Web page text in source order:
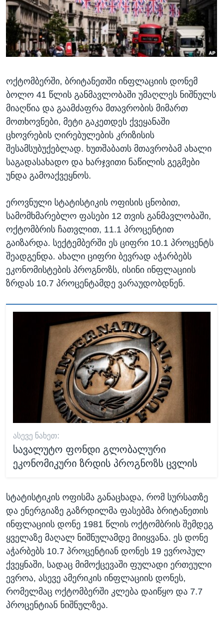
ᲡᲢᲣᲓᲘᲐ ᲕᲐᲨᲘᲜᲒᲢᲝᲜᲘ
ᲔᲙᲝᲜᲝᲛᲘᲙᲐ
ᲯᲐᲜᲛᲠᲗᲔᲚᲝᲑᲐ
ᲛᲔᲪᲜᲘᲔᲠᲔᲑᲐ
ᲙᲣᲚᲢᲣᲠᲐ
ᲒᲐᲚᲘᲚᲔᲝ
ᲓᲔᲖᲘᲜᲤᲝᲠᲛᲐᲪᲘᲐ
Learning English
ᲗᲕᲐᲚᲘ ᲒᲕᲐᲓᲔᲕᲜᲔᲗ
ენები
ოქტომბერში, ბრიტანეთში ინფლაციის დონემ
ბოლო 41 წლის განმავლობაში უმაღლეს ნიშნულს
მიაღწია და გაამძაფრა მთავრობის მიმართ
მოთხოვნები, მეტი გაკეთდეს ქვეყანაში
ცხოვრების ღირებულების კრიზისის
შესამსუბუქებლად. ხუთშაბათს მთავრობამ ახალი
საგადასახადო და ხარჯვითი ნაწილის გეგმები
უნდა გამოაქვეყნოს.
ეროვნული სტატისტიკის ოფისის ცნობით,
სამომხმარებლო ფასები 12 თვის განმავლობაში,
ოქტომბრის ჩათვლით, 11.1 პროცენტით
გაიზარდა. სექტემბერში ეს ციფრი 10.1 პროცენტს
შეადგენდა. ახალი ციფრი ბევრად აჭარბებს
ეკონომისტების პროგნოზს, ისინი ინფლაციის
ზრდას 10.7 პროცენტამდე ვარაუდობდნენ.
ᲐᲡᲔᲕᲔ ᲜᲐᲮᲔᲗ:
სავალუტო ფონდი გლობალური
ეკონომიკური ზრდის პროგნოზს ცვლის
სტატისტიკის ოფისმა განაცხადა, რომ სურსათზე
და ენერგიაზე გაზრდილმა ფასებმა ბრიტანეთის
ინფლაციის დონე 1981 წლის ოქტომბრის შემდეგ
ყველაზე მაღალ ნიშნულამდე მიიყვანა. ეს დონე
აჭარბებს 10.7 პროცენტიან დონეს 19 ევროპულ
ქვეყნაში, სადაც მიმოქცევაში ფულადი ერთეული
ევროა, ასევე ამერიკის ინფლაციის დონეს,
რომელმაც ოქტომბერში კლება დაიწყო და 7.7
პროცენტიან ნიშნულზეა.